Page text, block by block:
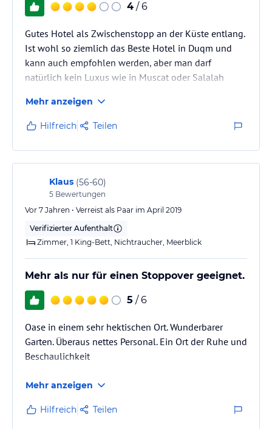
4 / 6
Gutes Hotel als Zwischenstopp an der Küste entlang.
Ist wohl so ziemlich das Beste Hotel in Duqm und
kann auch empfohlen werden, aber man darf
natürlich kein Luxus wie in Muscat oder Salalah
ausländischen Arbeiter für die neuen
Infrastrukturprojekte in Duqm.
Mehr anzeigen
Hilfreich Teilen
Klaus (56-60)
5 Bewertungen
Vor 7 Jahren • Verreist als Paar im April 2019
Verifizierter Aufenthalt
Zimmer, 1 King-Bett, Nichtraucher, Meerblick
Mehr als nur für einen Stoppover geeignet.
5 / 6
Oase in einem sehr hektischen Ort. Wunderbarer
Garten. Überaus nettes Personal. Ein Ort der Ruhe und
Beschaulichkeit
Mehr anzeigen
Hilfreich Teilen